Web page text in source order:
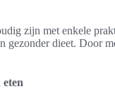
zijn met enkele
gezonder dieet. Door